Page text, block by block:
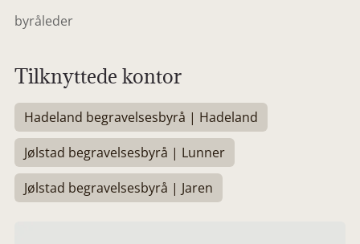
byråleder
Tilknyttede kontor
Hadeland begravelsesbyrå | Hadeland
Jølstad begravelsesbyrå | Lunner
Jølstad begravelsesbyrå | Jaren